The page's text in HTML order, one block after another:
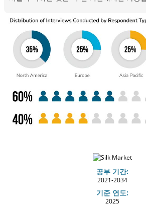
공부 기간:
2021-2034
기준 연도:
2025